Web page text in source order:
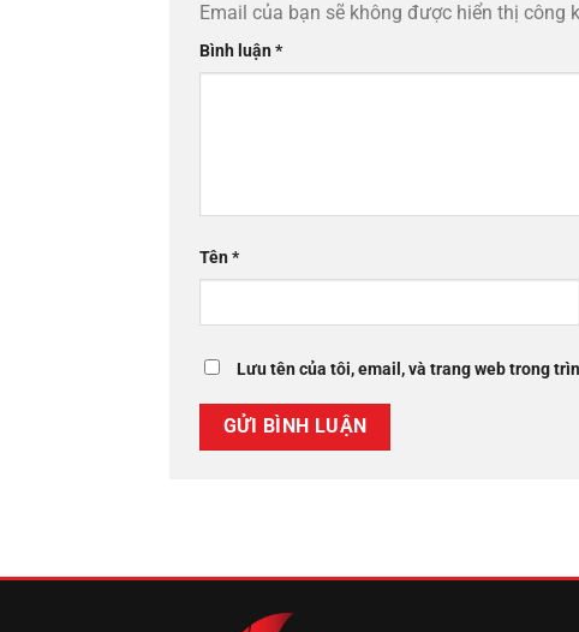
Email của bạn sẽ không được hiển thị công
Bình luận*
Tên*
Lưu tên của tôi, email, và trang web trong